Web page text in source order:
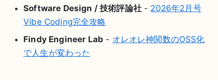
Software Design / 技術評論社- 2026年2月号
Vibe Coding完全攻略
Findy Engineer Lab - オレオレ神関数のOSS化
で人生が変わった